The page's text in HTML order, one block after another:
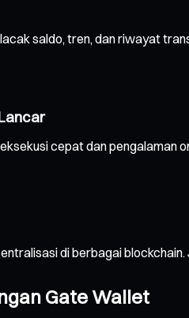
saldo, tren, dan riwayat
cepat dan
di berbagai
Gate Wallet